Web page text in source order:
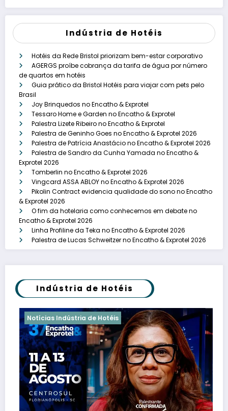
Indústria de Hotéis
Hotéis da Rede Bristol priorizam bem-estar corporativo
AGERGS proíbe cobrança da tarifa de água por número
de quartos em hotéis
Guia prático da Bristol Hotéis para viajar com pets pelo
Brasil
Joy Brinquedos no Encatho & Exprotel
Tessaro Home e Garden no Encatho & Exprotel
Palestra Lizete Ribeiro no Encatho & Exprotel
Palestra de Geninho Goes no Encatho & Exprotel 2026
Palestra de Patrícia Anastácio no Encatho & Exprotel 2026
Palestra de Sandro da Cunha Yamada no Encatho &
Exprotel 2026
Tomberlin no Encatho & Exprotel 2026
Vingcard ASSA ABLOY no Encatho & Exprotel 2026
Pikolin Contract evidencia qualidade do sono no Encatho
& Exprotel 2026
O fim da hotelaria como conhecemos em debate no
Encatho & Exprotel 2026
Linha Profiline da Teka no Encatho & Exprotel 2026
Palestra de Lucas Schweitzer no Encatho & Exprotel 2026
Indústria de Hotéis
Notícias Indústria de Hotéis